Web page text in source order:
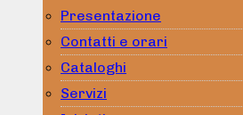
Presentazione
Contatti e orari
Cataloghi
Servizi